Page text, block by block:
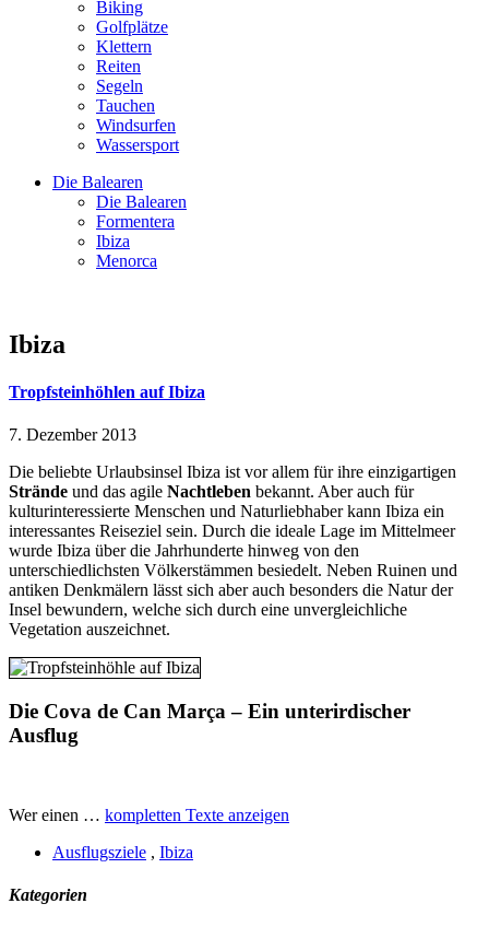
Biking
Golfplätze
Klettern
Reiten
Segeln
Tauchen
Windsurfen
Wassersport
Die Balearen
Die Balearen
Formentera
Ibiza
Menorca
Ibiza
Tropfsteinhöhlen auf Ibiza
7. Dezember 2013
Die beliebte Urlaubsinsel Ibiza ist vor allem für ihre einzigartigen
Strände und das agile Nachtleben bekannt. Aber auch für
kulturinteressierte Menschen und Naturliebhaber kann Ibiza ein
interessantes Reiseziel sein. Durch die ideale Lage im Mittelmeer
wurde Ibiza über die Jahrhunderte hinweg von den
unterschiedlichsten Völkerstämmen besiedelt. Neben Ruinen und
antiken Denkmälern lässt sich aber auch besonders die Natur der
Insel bewundern, welche sich durch eine unvergleichliche
Vegetation auszeichnet.
Die Cova de Can Marça – Ein unterirdischer
Ausflug
Wer einen … kompletten Texte anzeigen
Ausflugsziele , Ibiza
Kategorien